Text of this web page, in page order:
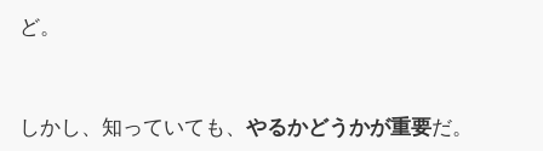
ど。
しかし、知っていても、 やるかどうかが重要だ。